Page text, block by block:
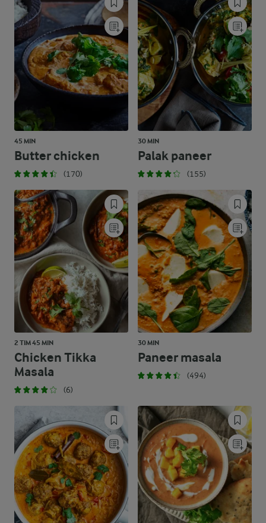
45 MIN
Butter chicken
(170)
30 MIN
Palak paneer
(155)
2 TIM 45 MIN
Chicken Tikka
Masala
(6)
30 MIN
Paneer masala
(494)